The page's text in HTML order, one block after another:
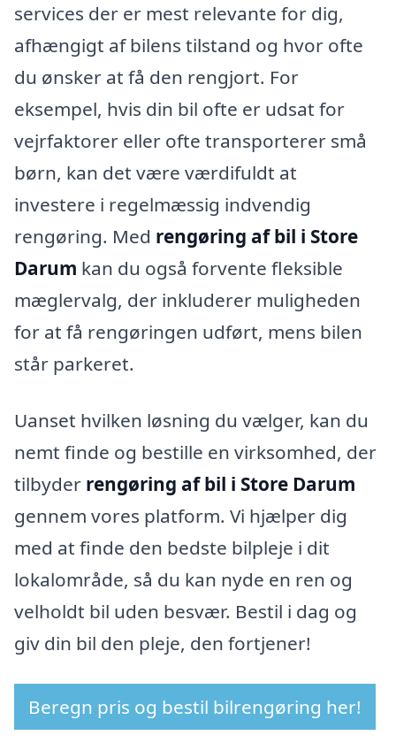
services der er mest relevante for dig,
afhængigt af bilens tilstand og hvor ofte
du ønsker at få den rengjort. For
eksempel, hvis din bil ofte er udsat for
vejrfaktorer eller ofte transporterer små
børn, kan det være værdifuldt at
investere i regelmæssig indvendig
rengøring. Med rengøring af bil i Store
Darum kan du også forvente fleksible
mæglervalg, der inkluderer muligheden
for at få rengøringen udført, mens bilen
står parkeret.
Uanset hvilken løsning du vælger, kan du
nemt finde og bestille en virksomhed, der
tilbyder rengøring af bil i Store Darum
gennem vores platform. Vi hjælper dig
med at finde den bedste bilpleje i dit
lokalområde, så du kan nyde en ren og
velholdt bil uden besvær. Bestil i dag og
giv din bil den pleje, den fortjener!
Beregn pris og bestil bilrengøring her!